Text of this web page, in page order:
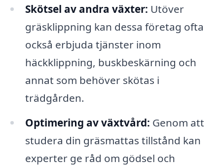
Skötsel av andra växter: Utöver
gräsklippning kan dessa företag ofta
också erbjuda tjänster inom
häckklippning, buskbeskärning och
annat som behöver skötas i
trädgården.
Optimering av växtvård: Genom att
studera din gräsmattas tillstånd kan
experter ge råd om gödsel och